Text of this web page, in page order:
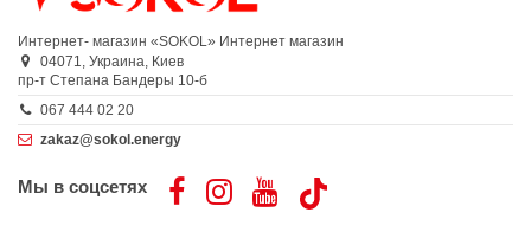
Интернет- магазин «SOKOL» Интернет магазин
04071, Украина, Киев
пр-т Степана Бандеры 10-б
067 444 02 20
zakaz@sokol.energy
Мы в соцсетях